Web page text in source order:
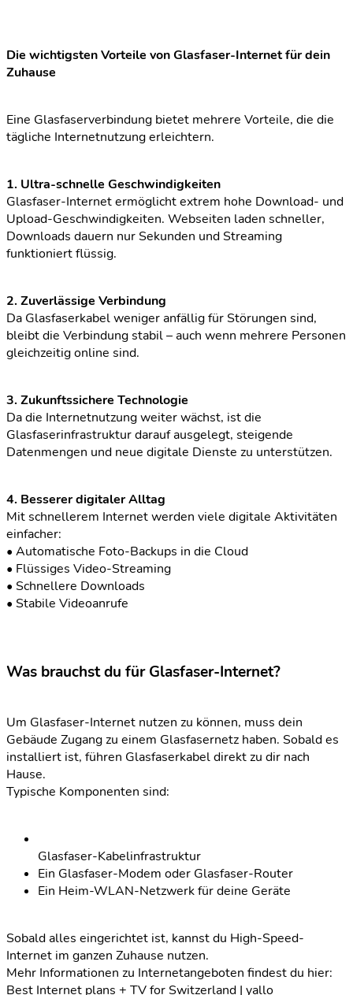
Die wichtigsten Vorteile von Glasfaser-Internet für dein
Zuhause
Eine Glasfaserverbindung bietet mehrere Vorteile, die die
tägliche Internetnutzung erleichtern.
1. Ultra-schnelle Geschwindigkeiten
Glasfaser-Internet ermöglicht extrem hohe Download- und
Upload-Geschwindigkeiten. Webseiten laden schneller,
Downloads dauern nur Sekunden und Streaming
funktioniert flüssig.
2. Zuverlässige Verbindung
Da Glasfaserkabel weniger anfällig für Störungen sind,
bleibt die Verbindung stabil – auch wenn mehrere Personen
gleichzeitig online sind.
3. Zukunftssichere Technologie
Da die Internetnutzung weiter wächst, ist die
Glasfaserinfrastruktur darauf ausgelegt, steigende
Datenmengen und neue digitale Dienste zu unterstützen.
4. Besserer digitaler Alltag
Mit schnellerem Internet werden viele digitale Aktivitäten
einfacher:
• Automatische Foto-Backups in die Cloud
• Flüssiges Video-Streaming
• Schnellere Downloads
• Stabile Videoanrufe
Was brauchst du für Glasfaser-Internet?
Um Glasfaser-Internet nutzen zu können, muss dein
Gebäude Zugang zu einem Glasfasernetz haben. Sobald es
installiert ist, führen Glasfaserkabel direkt zu dir nach
Hause.
Typische Komponenten sind:
Glasfaser-Kabelinfrastruktur
Ein Glasfaser-Modem oder Glasfaser-Router
Ein Heim-WLAN-Netzwerk für deine Geräte
Sobald alles eingerichtet ist, kannst du High-Speed-
Internet im ganzen Zuhause nutzen.
Mehr Informationen zu Internetangeboten findest du hier:
Best Internet plans + TV for Switzerland | yallo